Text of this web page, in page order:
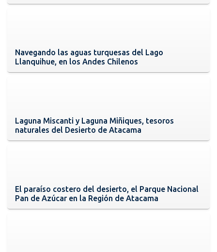
Navegando las aguas turquesas del Lago
Llanquihue, en los Andes Chilenos
Laguna Miscanti y Laguna Miñiques, tesoros
naturales del Desierto de Atacama
El paraíso costero del desierto, el Parque Nacional
Pan de Azúcar en la Región de Atacama